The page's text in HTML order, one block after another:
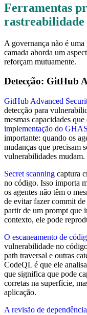
Ferramentas
rastreabilidade
A governança não é
camada aborda um
reforçam mutuamente.
Detecção: GitHub
GitHub Advanced
detecção para
mesmas capacidades
implementação do GHAS
importante: quando os
mudanças que precisam
vulnerabilidades mudam.
Secret scanning captura
no código. Isso importa
os agentes não têm o
de evitar fazer commit de
partir de um prompt que
contexto, ele pode
O escaneamento de
vulnerabilidade no
path traversal e outras
CodeQL é que ele
que significa que pode
corretas na superfície,
aplicação.
A revisão de